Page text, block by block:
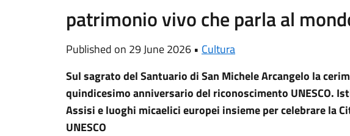
patrimonio vivo che parla al
Published on 29 June 2026 • Cultura
Sul sagrato del Santuario di San Michele Arcangelo la
quindicesimo anniversario del riconoscimento UNESCO.
Assisi e luoghi micaelici europei insieme per celebrare la
UNESCO